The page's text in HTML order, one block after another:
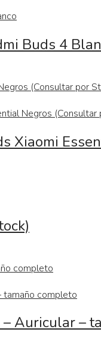
Buds 4
Xiaomi
Auricular –